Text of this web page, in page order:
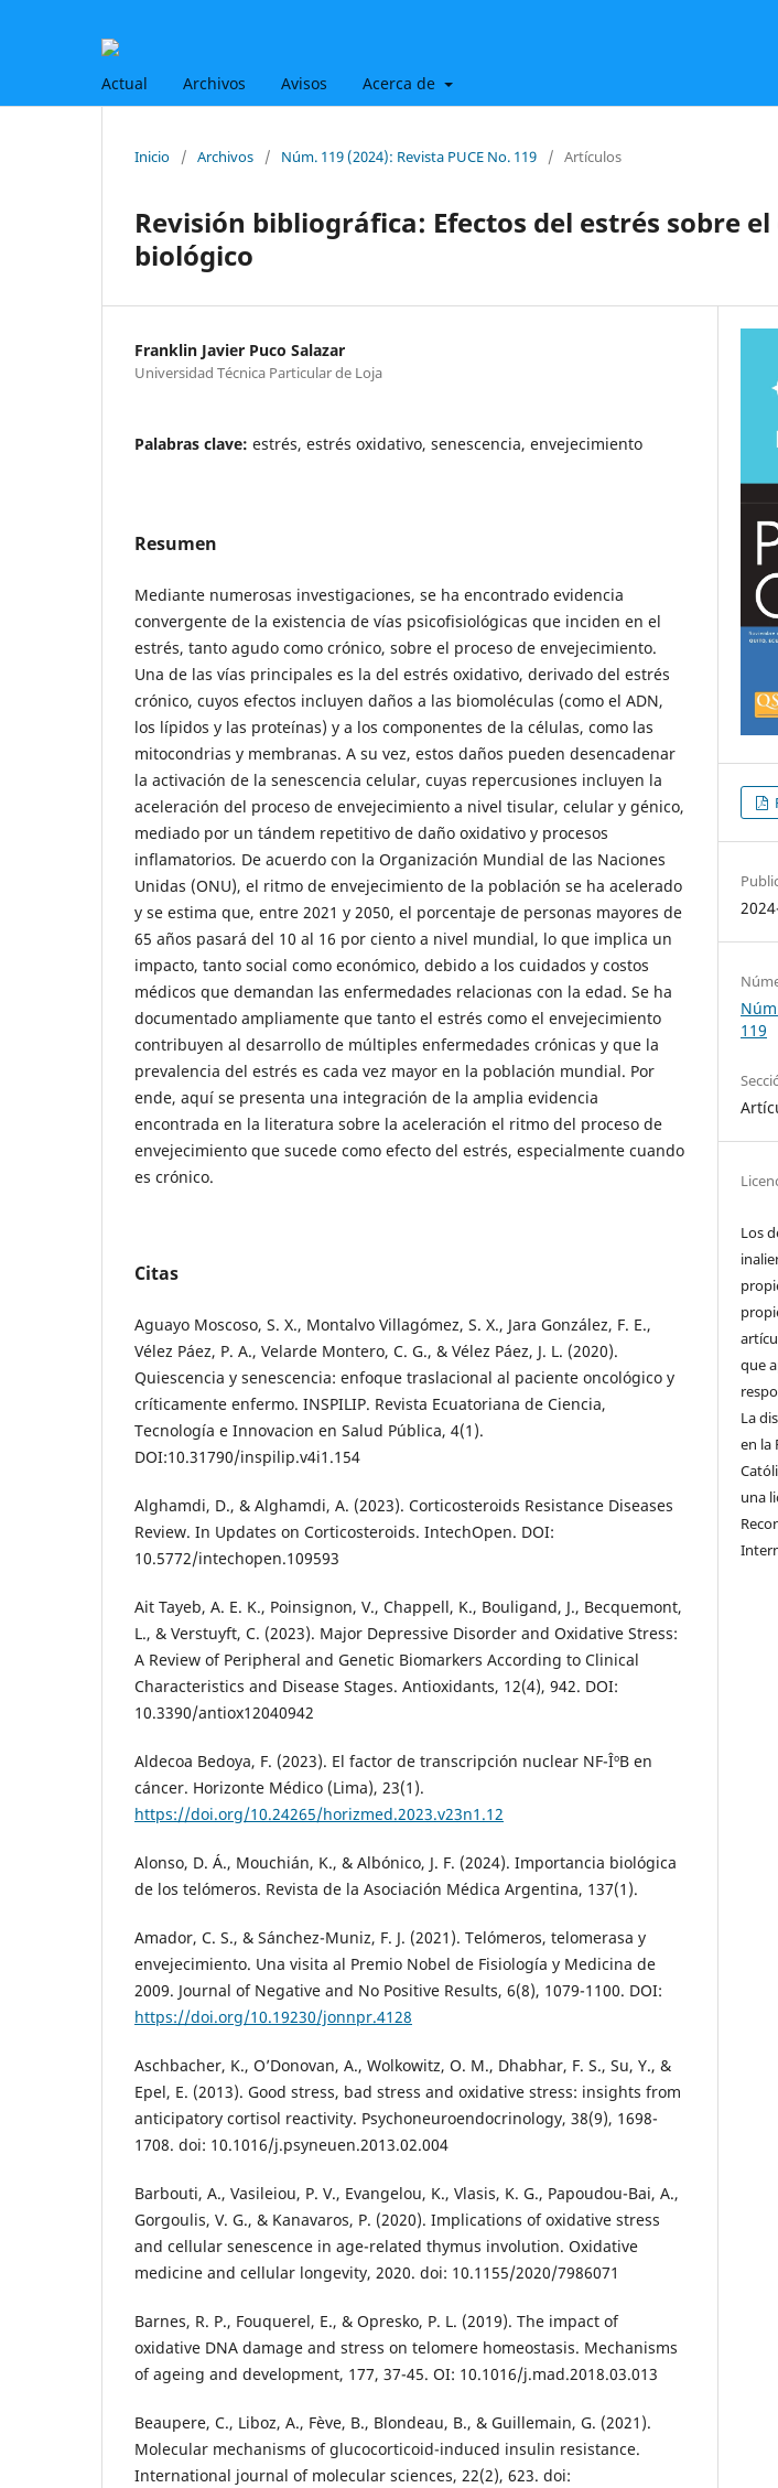
Actual Archivos Avisos Acerca de
Inicio / Archivos / Núm. 119 (2024): Revista PUCE No. 119 / Artículos
Revisión bibliográfica: Efectos del estrés sobre
biológico
Franklin Javier Puco Salazar
Universidad Técnica Particular de Loja
Palabras clave: estrés, estrés oxidativo, senescencia, envejecimiento
Resumen
Mediante numerosas investigaciones, se ha encontrado evidencia
convergente de la existencia de vías psicofisiológicas que inciden en el
estrés, tanto agudo como crónico, sobre el proceso de envejecimiento.
Una de las vías principales es la del estrés oxidativo, derivado del estrés
crónico, cuyos efectos incluyen daños a las biomoléculas (como el ADN,
los lípidos y las proteínas) y a los componentes de la células, como las
mitocondrias y membranas. A su vez, estos daños pueden desencadenar
la activación de la senescencia celular, cuyas repercusiones incluyen la
aceleración del proceso de envejecimiento a nivel tisular, celular y génico,
mediado por un tándem repetitivo de daño oxidativo y procesos
inflamatorios. De acuerdo con la Organización Mundial de las Naciones
Unidas (ONU), el ritmo de envejecimiento de la población se ha acelerado
y se estima que, entre 2021 y 2050, el porcentaje de personas mayores de
65 años pasará del 10 al 16 por ciento a nivel mundial, lo que implica un
impacto, tanto social como económico, debido a los cuidados y costos
médicos que demandan las enfermedades relacionas con la edad. Se ha
documentado ampliamente que tanto el estrés como el envejecimiento
contribuyen al desarrollo de múltiples enfermedades crónicas y que la
prevalencia del estrés es cada vez mayor en la población mundial. Por
ende, aquí se presenta una integración de la amplia evidencia
encontrada en la literatura sobre la aceleración el ritmo del proceso de
envejecimiento que sucede como efecto del estrés, especialmente cuando
es crónico.
Citas
Aguayo Moscoso, S. X., Montalvo Villagómez, S. X., Jara González, F. E.,
Vélez Páez, P. A., Velarde Montero, C. G., & Vélez Páez, J. L. (2020).
Quiescencia y senescencia: enfoque traslacional al paciente oncológico y
críticamente enfermo. INSPILIP. Revista Ecuatoriana de Ciencia,
Tecnología e Innovacion en Salud Pública, 4(1).
DOI:10.31790/inspilip.v4i1.154
Alghamdi, D., & Alghamdi, A. (2023). Corticosteroids Resistance Diseases
Review. In Updates on Corticosteroids. IntechOpen. DOI:
10.5772/intechopen.109593
Ait Tayeb, A. E. K., Poinsignon, V., Chappell, K., Bouligand, J., Becquemont,
L., & Verstuyft, C. (2023). Major Depressive Disorder and Oxidative Stress:
A Review of Peripheral and Genetic Biomarkers According to Clinical
Characteristics and Disease Stages. Antioxidants, 12(4), 942. DOI:
10.3390/antiox12040942
Aldecoa Bedoya, F. (2023). El factor de transcripción nuclear NF-ÎºB en
cáncer. Horizonte Médico (Lima), 23(1).
https://doi.org/10.24265/horizmed.2023.v23n1.12
Alonso, D. Á., Mouchián, K., & Albónico, J. F. (2024). Importancia biológica
de los telómeros. Revista de la Asociación Médica Argentina, 137(1).
Amador, C. S., & Sánchez-Muniz, F. J. (2021). Telómeros, telomerasa y
envejecimiento. Una visita al Premio Nobel de Fisiología y Medicina de
2009. Journal of Negative and No Positive Results, 6(8), 1079-1100. DOI:
https://doi.org/10.19230/jonnpr.4128
Aschbacher, K., O’Donovan, A., Wolkowitz, O. M., Dhabhar, F. S., Su, Y., &
Epel, E. (2013). Good stress, bad stress and oxidative stress: insights from
anticipatory cortisol reactivity. Psychoneuroendocrinology, 38(9), 1698-
1708. doi: 10.1016/j.psyneuen.2013.02.004
Barbouti, A., Vasileiou, P. V., Evangelou, K., Vlasis, K. G., Papoudou-Bai, A.,
Gorgoulis, V. G., & Kanavaros, P. (2020). Implications of oxidative stress
and cellular senescence in age-related thymus involution. Oxidative
medicine and cellular longevity, 2020. doi: 10.1155/2020/7986071
Barnes, R. P., Fouquerel, E., & Opresko, P. L. (2019). The impact of
oxidative DNA damage and stress on telomere homeostasis. Mechanisms
of ageing and development, 177, 37-45. OI: 10.1016/j.mad.2018.03.013
Beaupere, C., Liboz, A., Fève, B., Blondeau, B., & Guillemain, G. (2021).
Molecular mechanisms of glucocorticoid-induced insulin resistance.
International journal of molecular sciences, 22(2), 623. doi:
119
Los
que
La
en la
una